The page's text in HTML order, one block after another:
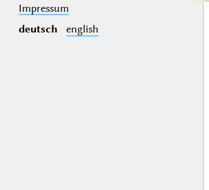
Impressum
deutsch
english